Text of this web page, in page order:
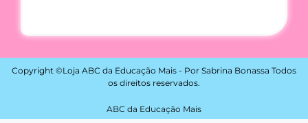
Copyright ©Loja ABC da Educação Mais - Por Sabrina Bonassa Todos
os direitos reservados.
ABC da Educação Mais